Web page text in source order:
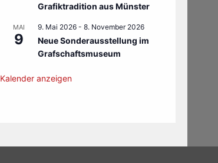
Grafiktradition aus Münster
MAI
9
9. Mai 2026 - 8. November 2026
Neue Sonderausstellung im
Grafschaftsmuseum
Kalender anzeigen